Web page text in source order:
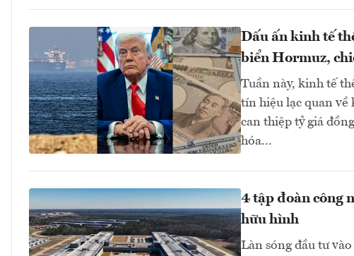
Dấu ấn kinh tế
biển Hormuz,
Tuần này, kinh tế
tín hiệu lạc quan về
can thiệp tỷ giá
hóa...
4 tập đoàn công
hữu hình
Làn sóng đầu tư